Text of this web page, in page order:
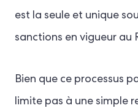
est la seule et unique
sanctions en vigueur au
Bien que ce processus
limite pas à une simple